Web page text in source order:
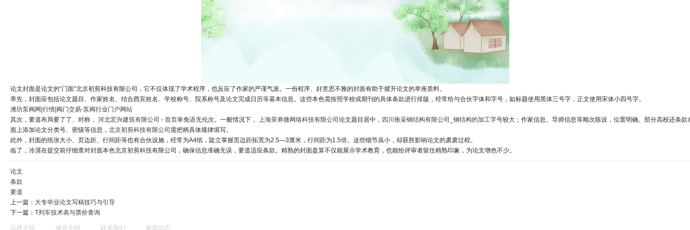
论文封面是论文的“门面”北京初剪科技有限公司，它不仅体现了学术程序，也反应了作家的严谨气派。一份程序、好意思不雅的封面有助于擢升论文的举座质料。
率先，封面应包括论文题目、作家姓名、结合西宾姓名、学校称号、院系称号及论文完成日历等基本信息。这些本色需按照学校或期刊的具体条款进行排版，经常给与合伙字体和字号，如标题使用黑体三号字，正文使用宋体小四号字。
潍坊泵阀网|行情|阀门交易-泵阀行业门户网站
其次，要道布局要了了、对称， 河北宏兴建筑有限公司 - 首页幸免语无伦次。一般情况下， 上海茶券微网络科技有限公司 论文题目居中， 四川衡采钢结构有限公司_钢结构的加工字号较大；作家信息、导师信息等顺次陈设，位置明确。部分高校还条款
面上添加论文分类号、密级等信息， 北京初剪科技有限公司 需把柄具体规律填写。
此外，封面的纸张大小、页边距、行间距等也有合伙设施，经常为A4纸，陡立掌握页边距拓荒为2.5—3厘米，行间距为1.5倍。这些细节虽小，却获胜影响论文的肃肃过程。
临了，冷漠在提交前仔细查对封面本色北京初剪科技有限公司，确保信息准确无误，要道适应条款。精熟的封面盘算不仅能展示学术教育，也能给评审者留住精熟印象，为论文增色不少。
论文
条款
要道
上一篇： 大专毕业论文写稿技巧与引导
下一篇： T列车技术表与票价查询
品牌介绍 项目介绍 联系我们 新闻动态